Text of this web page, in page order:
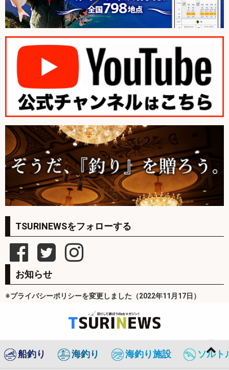
TSURINEWSをフォローする
お知らせ
※プライバシーポリシーを変更しました（2022年11月17日）
船釣り 海釣り 海釣り施設 ソルト